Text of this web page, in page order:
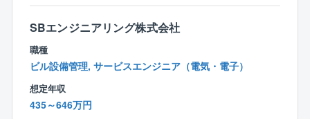
・プロジェクトの成果物が品質基準をの確認を行う
・チームメンバーに対して仕事を割り当て、進捗を
追跡して、問題が発生した場合は、迅速に対処し、解
・プロジェクトの予算を管理し、予算内での遂行を
確保する
・建築図面の作図経験のある方（AutoCAD等で新規図
面作成か元図に上書き更新作成等）
がある方
・資格：一級建築士、1級建築施工管理技士、プロジェ
クトマネジャー、PMP、認定ファシリティマネジャー
（CFMJ）、宅建士、MCR
SBエンジニアリング株式会社
職種
ビル設備管理, サービスエンジニア（電気・電子）
想定年収
435～646万円